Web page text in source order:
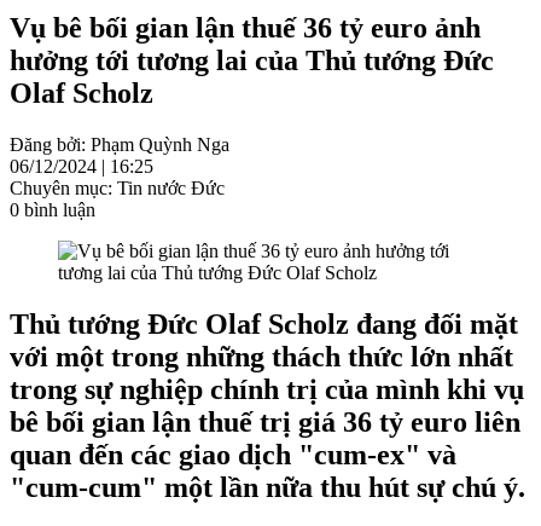
Vụ bê bối gian lận thuế 36 tỷ euro ảnh
hưởng tới tương lai của Thủ tướng Đức
Olaf Scholz
Đăng bởi: Phạm Quỳnh Nga
06/12/2024 | 16:25
Chuyên mục: Tin nước Đức
0 bình luận
Thủ tướng Đức Olaf Scholz đang đối mặt
với một trong những thách thức lớn nhất
trong sự nghiệp chính trị của mình khi vụ
bê bối gian lận thuế trị giá 36 tỷ euro liên
quan đến các giao dịch "cum-ex" và
"cum-cum" một lần nữa thu hút sự chú ý.